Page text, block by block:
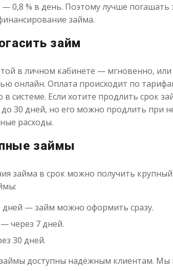
— 0,8 % в день. Поэтому лучше
займа.
займ
в личном кабинете — мгновенно,
онлайн. Оплата происходит по
системе. Если хотите продлить срок
до 30 дней, но его можно продлить
расходы.
займы
займа в срок можно получить
дней — займ можно оформить сразу.
через 7 дней.
30 дней.
доступны надёжным клиентам.